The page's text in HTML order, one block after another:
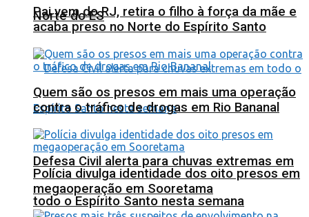
Norte do ES
Defesa Civil alerta para chuvas extremas em
todo o Espírito Santo nesta semana
Pai vem do RJ, retira o filho à força da mãe e
acaba preso no Norte do Espírito Santo
Quem são os presos em mais uma operação
contra o tráfico de drogas em Rio Bananal
Polícia divulga identidade dos oito presos em
megaoperação em Sooretama